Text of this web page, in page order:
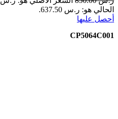
الحالي هو: ر.س 637.50.
أحصل عليها
CP5064C001